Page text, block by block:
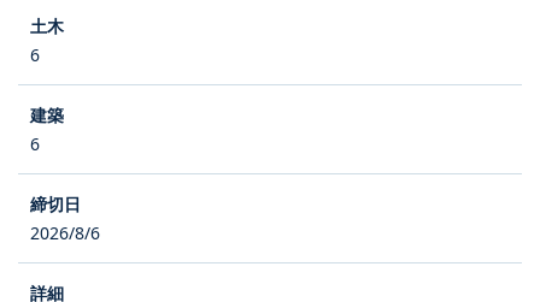
6
6
2026/8/6